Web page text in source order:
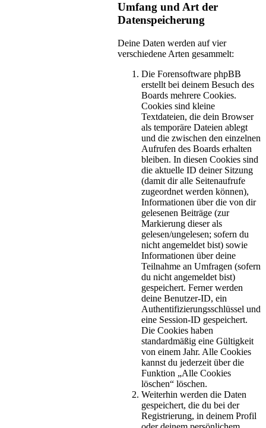
Umfang und Art der
Datenspeicherung
Deine Daten werden auf vier
verschiedene Arten gesammelt:
Die Forensoftware phpBB
erstellt bei deinem Besuch des
Boards mehrere Cookies.
Cookies sind kleine
Textdateien, die dein Browser
als temporäre Dateien ablegt
und die zwischen den einzelnen
Aufrufen des Boards erhalten
bleiben. In diesen Cookies sind
die aktuelle ID deiner Sitzung
(damit dir alle Seitenaufrufe
zugeordnet werden können),
Informationen über die von dir
gelesenen Beiträge (zur
Markierung dieser als
gelesen/ungelesen; sofern du
nicht angemeldet bist) sowie
Informationen über deine
Teilnahme an Umfragen (sofern
du nicht angemeldet bist)
gespeichert. Ferner werden
deine Benutzer-ID, ein
Authentifizierungsschlüssel und
eine Session-ID gespeichert.
Die Cookies haben
standardmäßig eine Gültigkeit
von einem Jahr. Alle Cookies
kannst du jederzeit über die
Funktion „Alle Cookies
löschen“ löschen.
Weiterhin werden die Daten
gespeichert, die du bei der
Registrierung, in deinem Profil